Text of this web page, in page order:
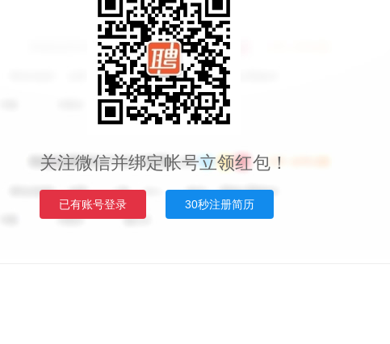
关注微信并绑定帐号立领红包！
已有账号登录 30秒注册简历